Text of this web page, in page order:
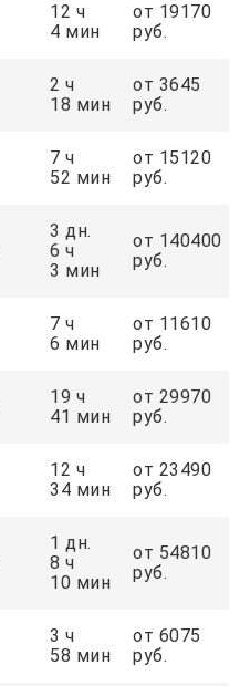
12 ч
4 мин
от 19170
руб.
2 ч
18 мин
от 3645
руб.
7 ч
52 мин
от 15120
руб.
3 дн.
6 ч
3 мин
от 140400
руб.
7 ч
6 мин
от 11610
руб.
19 ч
41 мин
от 29970
руб.
12 ч
34 мин
от 23490
руб.
1 дн.
8 ч
10 мин
от 54810
руб.
3 ч
58 мин
от 6075
руб.